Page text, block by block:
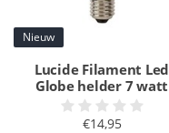
Nieuw
Lucide Filament Led
Globe helder 7 watt
€14,95